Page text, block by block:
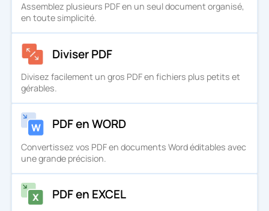
Assemblez plusieurs PDF en un seul document organisé,
en toute simplicité.
Diviser PDF
Divisez facilement un gros PDF en fichiers plus petits et
gérables.
PDF en WORD
Convertissez vos PDF en documents Word éditables avec
une grande précision.
PDF en EXCEL